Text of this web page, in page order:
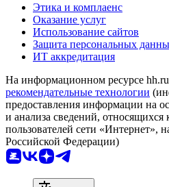
Этика и комплаенс
Оказание услуг
Использование сайтов
Защита персональных
ИТ аккредитация
На информационном ресурсе hh.ru
рекомендательные технологии
предоставления информации на
и анализа сведений, относящихся
пользователей сети «Интернет»,
Российской Федерации)